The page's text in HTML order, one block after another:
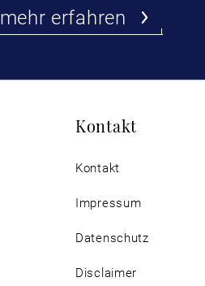
mehr erfahren
Kontakt
Kontakt
Impressum
Datenschutz
Disclaimer